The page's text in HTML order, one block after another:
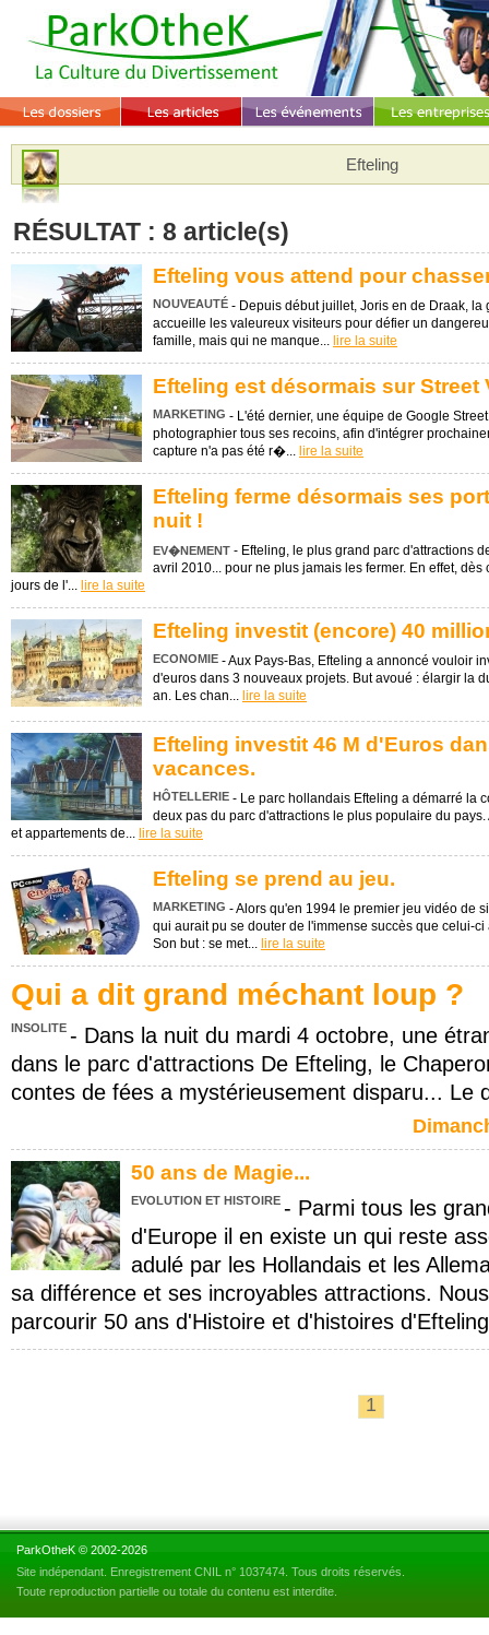
Efteling
RÉSULTAT : 8 article(s)
Efteling vous attend pour
NOUVEAUTÉ - Depuis début juillet, Joris en de Draak,
accueille les valeureux visiteurs pour défier un
famille, mais qui ne manque... lire la suite
Efteling est désormais sur Street
MARKETING - L'été dernier, une équipe de Google
photographier tous ses recoins, afin d'intégrer
capture n'a pas été r�... lire la suite
Efteling ferme désormais ses
nuit !
EV�NEMENT - Efteling, le plus grand parc d'attractions
avril 2010... pour ne plus jamais les fermer. En effet,
jours de l'... lire la suite
Efteling investit (encore) 40
ECONOMIE - Aux Pays-Bas, Efteling a annoncé vouloir
d'euros dans 3 nouveaux projets. But avoué : élargir la
an. Les chan... lire la suite
Efteling investit 46 M d'Euros
vacances.
HÔTELLERIE - Le parc hollandais Efteling a démarré la
deux pas du parc d'attractions le plus populaire du
et appartements de... lire la suite
Efteling se prend au jeu.
MARKETING - Alors qu'en 1994 le premier jeu vidéo de
qui aurait pu se douter de l'immense succès que celui-
Son but : se met... lire la suite
Qui a dit grand méchant loup ?
INSOLITE - Dans la nuit du mardi 4 octobre, une
dans le parc d'attractions De Efteling, le
contes de fées a mystérieusement disparu... Le
50 ans de Magie...
EVOLUTION ET HISTOIRE - Parmi tous les
d'Europe il en existe un qui reste
adulé par les Hollandais et les
sa différence et ses incroyables attractions.
parcourir 50 ans d'Histoire et d'histoires
1
ParkOtheK © 2002-2026
Site indépendant. Enregistrement CNIL n° 1037474. Tous droits réservés.
Toute reproduction partielle ou totale du contenu est interdite.